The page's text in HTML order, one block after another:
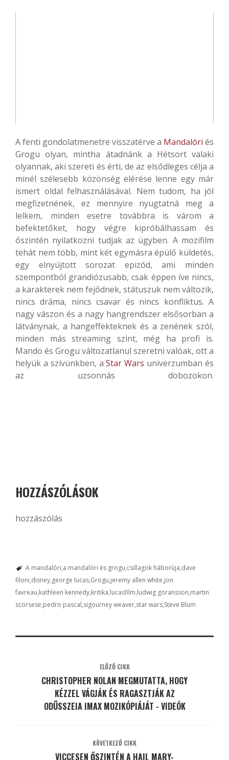
A fenti gondolatmenetre visszatérve a Mandalóri és
Grogu olyan, mintha átadnánk a Hétsort valaki
olyannak, aki szereti és érti, de az elsődleges célja a
minél szélesebb közönség elérése lenne egy már
ismert oldal felhasználásával. Nem tudom, ha jól
megfizetnének, ez mennyire nyugtatná meg a
lelkem, minden esetre továbbra is várom a
befektetőket, hogy végre kipróbálhassam és
őszintén nyilatkozni tudjak az ügyben. A mozifilm
tehát nem több, mint két egymásra épülő küldetés,
egy elnyújtott sorozat epizód, ami minden
szempontból grandiózusabb, csak éppen íve nincs,
a karakterek nem fejődnek, státuszuk nem változik,
nincs dráma, nincs csavar és nincs konfliktus. A
nagy vászon és a nagy hangrendszer elsősorban a
látványnak, a hangeffekteknek és a zenének szól,
minden más streaming szint, még ha profi is.
Mando és Grogu változatlanul szeretni valóak, ott a
helyük a szívünkben, aStar Wars univerzumban és
az uzsonnás dobozokon.
HOZZÁSZÓLÁSOK
hozzászólás
A mandalóri a mandalóri és grogu csillagok háborúja dave
filoni disney george lucas Grogu jeremy allen white jon
favreau kathleen kennedy kritika lucasfilm ludwig göransson martin
scorsese pedro pascal sigourney weaver star wars Steve Blum
ELŐZŐ CIKK
CHRISTOPHER NOLAN MEGMUTATTA, HOGY
KÉZZEL VÁGJÁK ÉS RAGASZTJÁK AZ
ODÜSSZEIA IMAX MOZIKÓPIÁJÁT - VIDEÓK
KÖVETKEZŐ CIKK
VICCESEN ŐSZINTÉN A HAIL MARY-